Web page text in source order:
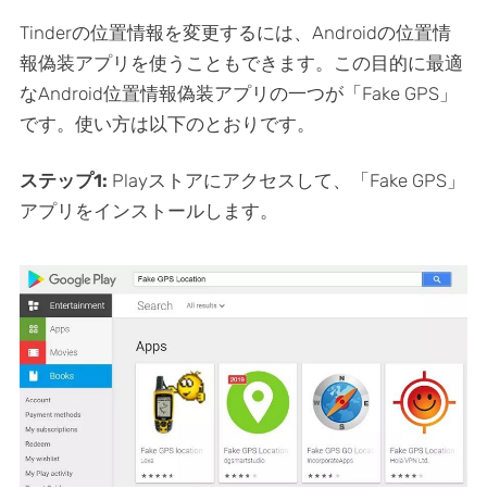
Tinderの位置情報を変更するには、Androidの位置情
報偽装アプリを使うこともできます。この目的に最適
なAndroid位置情報偽装アプリの一つが「Fake GPS」
です。使い方は以下のとおりです。
ステップ1: Playストアにアクセスして、「Fake GPS」
アプリをインストールします。